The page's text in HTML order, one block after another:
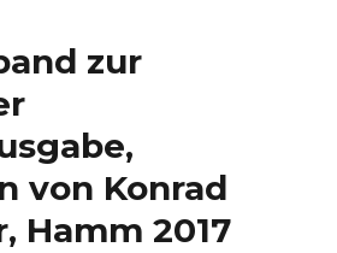
zur
von Konrad
Hamm 2017